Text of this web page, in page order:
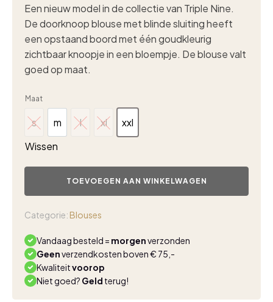
Een nieuw model in de collectie van Triple Nine.
De doorknoop blouse met blinde sluiting heeft
een opstaand boord met één goudkleurig
zichtbaar knoopje in een bloempje. De blouse valt
goed op maat.
Maat
s
s
m
m
l
l
xl
xl
xxl
xxl
Wissen
Triple
meggie
aantal
TOEVOEGEN AAN WINKELWAGEN
Categorie: Blouses
Vandaag besteld = morgenverzonden
Geenverzendkosten boven € 75,-
Kwaliteitvoorop
Niet goed? Geld terug!